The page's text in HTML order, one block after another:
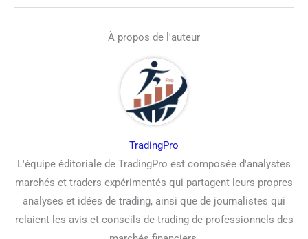
À propos de l'auteur
TradingPro
L'équipe éditoriale de TradingPro est composée d'analystes
marchés et traders expérimentés qui partagent leurs propres
analyses et idées de trading, ainsi que de journalistes qui
relaient les avis et conseils de trading de professionnels des